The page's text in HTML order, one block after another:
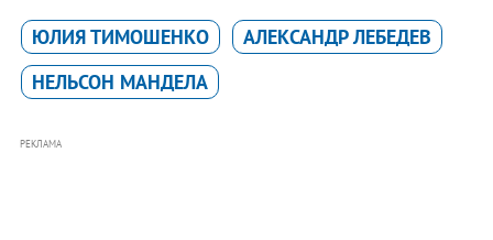
ЮЛИЯ ТИМОШЕНКО
АЛЕКСАНДР ЛЕБЕДЕВ
НЕЛЬСОН МАНДЕЛА
РЕКЛАМА